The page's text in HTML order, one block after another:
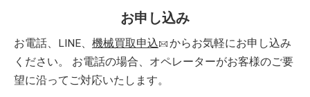
お申し込み
お電話、LINE、 機械買取申込
からお気軽にお申し込み
ください。 お電話の場合、オペレーターがお客様のご要
望に沿ってご対応いたします。